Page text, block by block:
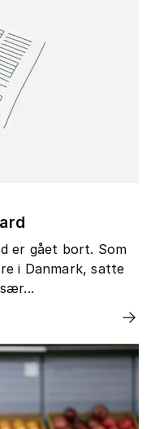
er gået bort. Som
i Danmark, satte